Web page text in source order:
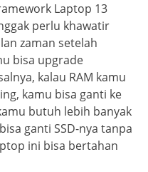
Laptop 13
perlu khawatir
zaman setelah
bisa upgrade
kalau RAM kamu
kamu bisa ganti ke
butuh lebih banyak
ganti SSD-nya tanpa
ini bisa bertahan